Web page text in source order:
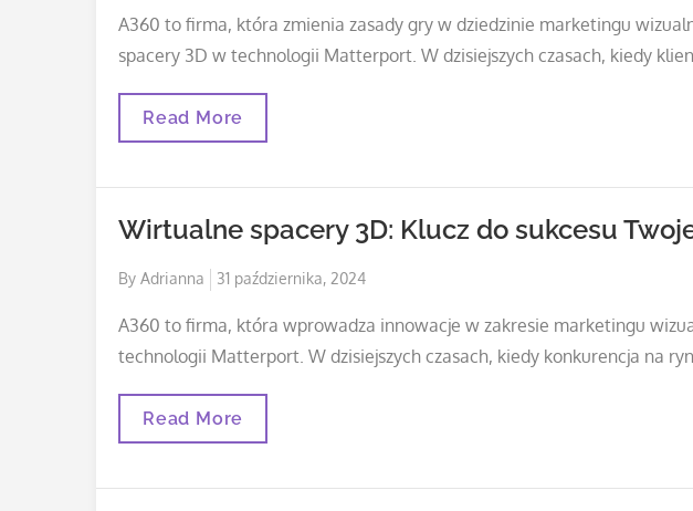
A360 to firma, która zmienia zasady gry w dziedzinie marketingu
spacery 3D w technologii Matterport. W dzisiejszych czasach, kiedy
Jak
Zmieniają
Prezentacji
Read More
Wirtualne spacery 3D: Klucz do sukcesu
By Adrianna
Posted
31 października, 2024
A360 to firma, która wprowadza innowacje w zakresie marketingu
technologii Matterport. W dzisiejszych czasach, kiedy konkurencja na
Wirtualne
Do
Read More